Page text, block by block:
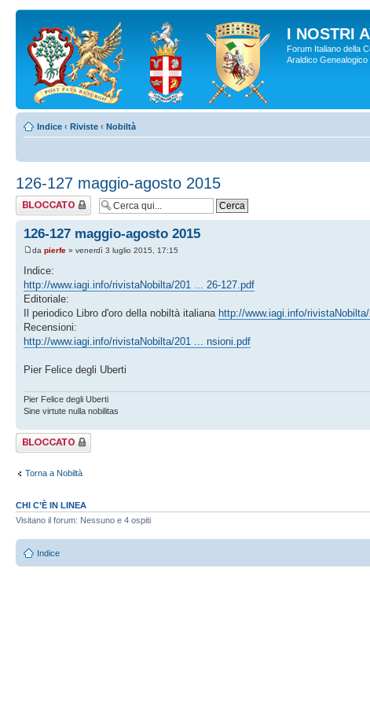
I NOSTRI
Forum Italiano della
Araldico Genealogico
Indice ‹ Riviste ‹ Nobiltà
126-127 maggio-agosto 2015
Argomento
bloccato
126-127 maggio-agosto 2015
da pierfe » venerdì 3 luglio 2015, 17:15
Indice:
http://www.iagi.info/rivistaNobilta/201 ... 26-127.pdf
Editoriale:
Il periodico Libro d'oro della nobiltà italiana http://www.iagi.info/
Recensioni:
http://www.iagi.info/rivistaNobilta/201 ... nsioni.pdf
Pier Felice degli Uberti
Pier Felice degli Uberti
Sine virtute nulla nobilitas
Argomento
bloccato
Torna a Nobiltà
CHI C’È IN LINEA
Visitano il forum: Nessuno e 4 ospiti
Indice